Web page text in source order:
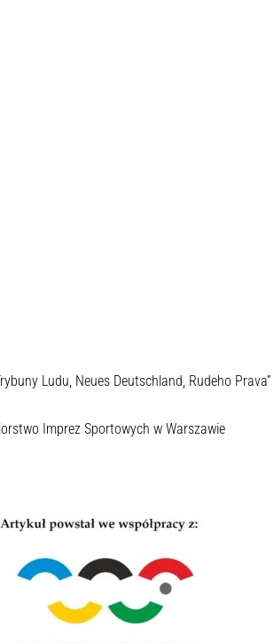
Ludu, Neues Deutschland, Rudeho Prava”
Imprez Sportowych w Warszawie